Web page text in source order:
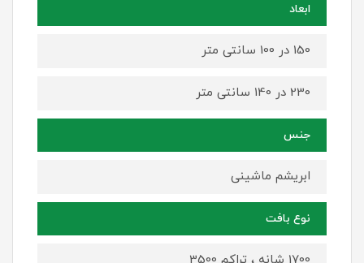
ابعاد
150 در 100 سانتی متر
230 در 140 سانتی متر
جنس
ابریشم ماشینی
نوع بافت